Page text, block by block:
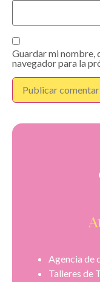
Guardar mi nombre,
navegador para la
Agencia de
Talleres de